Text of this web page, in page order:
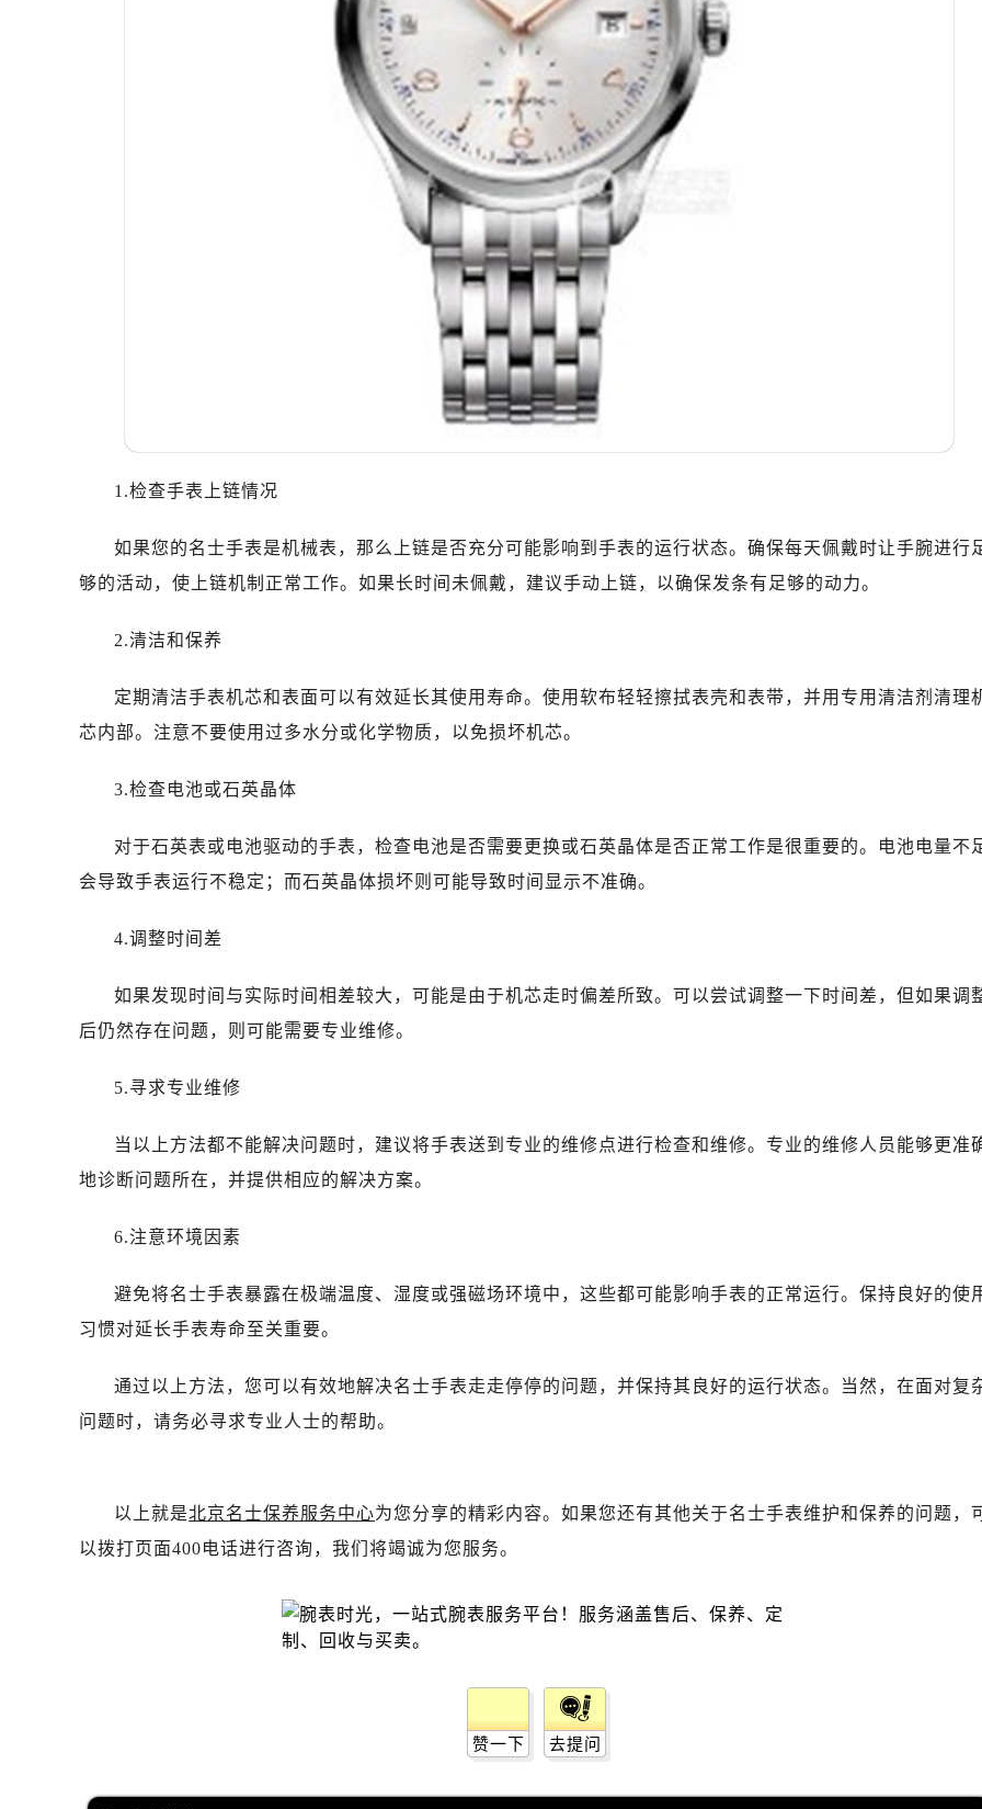
长沙市芙蓉区定王台街道建湘路393号世茂环球金融中心写字楼（芙蓉广场）10层13室（需提前预约）
郑州市二七区铭功路10号华润大厦写字楼29层2905室（需提前预约）
太原市迎泽区解放路15号亨得利名表服务中心（品牌授权店）3层整层（需提前预约）
沈阳市沈河区中街路137号亨得利名表服务中心（品牌授权店）1层整层（需提前预约）
沈阳市沈河区中街路83号亨得利名表服务中心（品牌授权店）1层整层（需提前预约）
乌鲁木齐市天山区红山路26号时代广场（CCMALL）C座17层17-B（需提前预约）
温州市鹿城区锦绣路1067号置信广场10层1015室（需提前预约）
哈尔滨市道里区友谊西路600号富力中心T2座写字楼29层03室（需提前预约）
大连市中山区人民路15号国际金融大厦7层G室（需提前预约）
佛山市禅城区季华五路57号万科金融中心C座12层1205室（需提前预约）
东莞市东城街道鸿福东路1号民盈国贸中心T1写字楼9层907室（需提前预约）
无锡市梁溪区人民中路139号恒隆广场写字楼1座11层1104室（需提前预约）
南通市崇川区工农路57号圆融广场写字楼16层1603室（需提前预约）
苏州市苏州工业园区星港街199号苏州中心办公楼C座22层08室（需提前预约）
合肥市蜀山区潜山路111号万象城华润大厦B座12楼03室（需提前预约）
烟台市芝罘区胜利路139号万达金融中心A座907室（需提前预约）
昆明市盘龙区北京路928号同德昆明广场写字楼10层06室（需提前预约）
海口市龙华区金贸东路5号海口华润大厦B座17层1707室（需提前预约）
台州市椒江区东海大道1800号腾达中心东1幢20楼2002室（需提前预约）
内蒙古自治区呼和浩特市玉泉区大学西街70号华润万象城写字楼（鄂尔多斯大厦）23层2326室（需提
重庆市解放碑渝中区民权路28号英利国际金融中心写字楼20层01室（需提前预约）
黑龙江省鹤岗市向阳区红军路名士售后服务中心（需提前预约）
黑龙江省黑河市爱辉区中央街名士售后服务中心（需提前预约）
黑龙江省佳木斯市向阳区长安路名士售后服务中心（需提前预约）
黑龙江省七台河市桃山区大同街名士售后服务中心（需提前预约）
黑龙江省齐齐哈尔市龙沙区龙华路名士售后服务中心（需提前预约）
黑龙江省绥化市北林区新华街与康庄路交叉口名士售后服务中心（需提前预约）
吉林省白城市洮北区明仁南街名士售后服务中心（需提前预约）
吉林省白山市浑江区浑江大街名士售后服务中心（需提前预约）
吉林省辽源市龙山区人民大街名士售后服务中心（需提前预约）
吉林省梅河口市新华街道梅河大街名士售后服务中心（需提前预约）
吉林省通化市东昌区环通乡江南大街名士售后服务中心（需提前预约）
吉林省延边市延吉市解放路名士售后服务中心（需提前预约）
辽宁省本溪市平山区胜利路名士售后服务中心（需提前预约）
辽宁省朝阳市双塔区新华路名士售后服务中心（需提前预约）
辽宁省抚顺市新抚区东一路名士售后服务中心（需提前预约）
辽宁省阜新市海州区解放大街名士售后服务中心（需提前预约）
辽宁省葫芦岛市连山区中央路名士售后服务中心（需提前预约）
辽宁省锦州市古塔区中央大街名士售后服务中心（需提前预约）
1.检查手表上链情况
如果您的名士手表是机械表，那么上链是否充分可能影响到手表的运行状态。确保每天佩戴时让手腕进行
够的活动，使上链机制正常工作。如果长时间未佩戴，建议手动上链，以确保发条有足够的动力。
2.清洁和保养
定期清洁手表机芯和表面可以有效延长其使用寿命。使用软布轻轻擦拭表壳和表带，并用专用清洁剂清理
芯内部。注意不要使用过多水分或化学物质，以免损坏机芯。
3.检查电池或石英晶体
对于石英表或电池驱动的手表，检查电池是否需要更换或石英晶体是否正常工作是很重要的。电池电量不
会导致手表运行不稳定；而石英晶体损坏则可能导致时间显示不准确。
4.调整时间差
如果发现时间与实际时间相差较大，可能是由于机芯走时偏差所致。可以尝试调整一下时间差，但如果调
后仍然存在问题，则可能需要专业维修。
5.寻求专业维修
当以上方法都不能解决问题时，建议将手表送到专业的维修点进行检查和维修。专业的维修人员能够更准
地诊断问题所在，并提供相应的解决方案。
6.注意环境因素
避免将名士手表暴露在极端温度、湿度或强磁场环境中，这些都可能影响手表的正常运行。保持良好的使
习惯对延长手表寿命至关重要。
通过以上方法，您可以有效地解决名士手表走走停停的问题，并保持其良好的运行状态。当然，在面对复
问题时，请务必寻求专业人士的帮助。
以上就是北京名士保养服务中心为您分享的精彩内容。如果您还有其他关于名士手表维护和保养的问题，
以拨打页面400电话进行咨询，我们将竭诚为您服务。
赞一下 去提问